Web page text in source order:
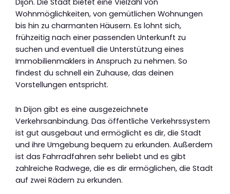
Wohnmöglichkeiten, von gemütlichen Wohnungen
bis hin zu charmanten Häusern. Es lohnt sich,
frühzeitig nach einer passenden Unterkunft zu
suchen und eventuell die Unterstützung eines
Immobilienmaklers in Anspruch zu nehmen. So
findest du schnell ein Zuhause, das deinen
Vorstellungen entspricht.
In Dijon gibt es eine ausgezeichnete
Verkehrsanbindung. Das öffentliche Verkehrssystem
ist gut ausgebaut und ermöglicht es dir, die Stadt
und ihre Umgebung bequem zu erkunden. Außerdem
ist das Fahrradfahren sehr beliebt und es gibt
zahlreiche Radwege, die es dir ermöglichen, die Stadt
auf zwei Rädern zu erkunden.